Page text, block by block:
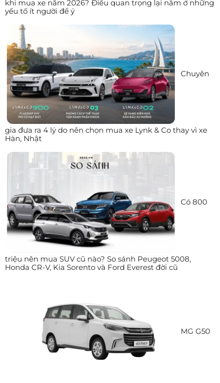
khi mua xe năm 2026? Điều quan trọng lại nằm ở những
yếu tố ít người để ý
Chuyên
gia đưa ra 4 lý do nên chọn mua xe Lynk & Co thay vì xe
Hàn, Nhật
Có 800
triệu nên mua SUV cũ nào? So sánh Peugeot 5008,
Honda CR-V, Kia Sorento và Ford Everest đời cũ
MG G50